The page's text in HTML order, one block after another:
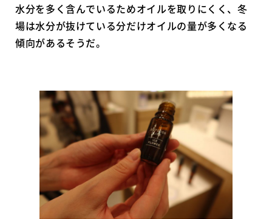
水分を多く含んでいるためオイルを取りにくく、冬
場は水分が抜けている分だけオイルの量が多くなる
傾向があるそうだ。